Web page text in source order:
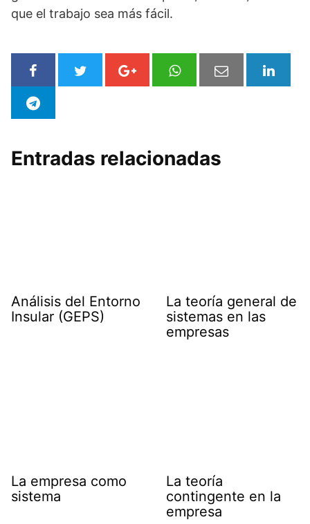
que el trabajo sea más fácil.
Entradas relacionadas
Análisis del Entorno
Insular (GEPS)
La teoría general de
sistemas en las
empresas
La empresa como
sistema
La teoría
contingente en la
empresa